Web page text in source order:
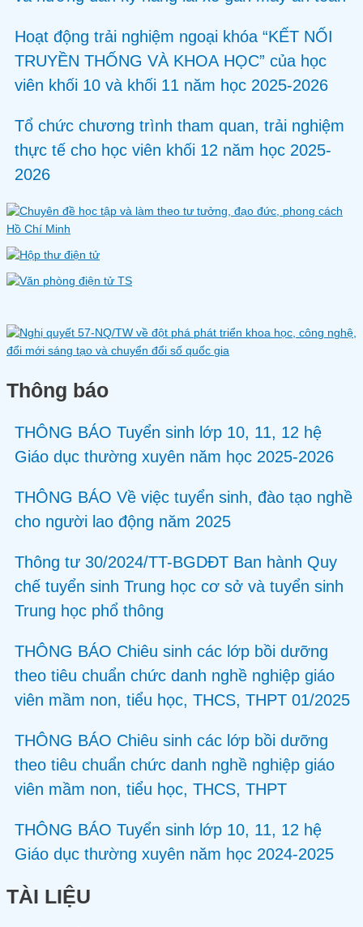
Hoạt động trải nghiệm ngoại khóa “KẾT NỐI
TRUYỀN THỐNG VÀ KHOA HỌC” của học
viên khối 10 và khối 11 năm học 2025-2026
Tổ chức chương trình tham quan, trải nghiệm
thực tế cho học viên khối 12 năm học 2025-
2026
Thông báo
THÔNG BÁO Tuyển sinh lớp 10, 11, 12 hệ
Giáo dục thường xuyên năm học 2025-2026
THÔNG BÁO Về việc tuyển sinh, đào tạo nghề
cho người lao động năm 2025
Thông tư 30/2024/TT-BGDĐT Ban hành Quy
chế tuyển sinh Trung học cơ sở và tuyển sinh
Trung học phổ thông
THÔNG BÁO Chiêu sinh các lớp bồi dưỡng
theo tiêu chuẩn chức danh nghề nghiệp giáo
viên mầm non, tiểu học, THCS, THPT 01/2025
THÔNG BÁO Chiêu sinh các lớp bồi dưỡng
theo tiêu chuẩn chức danh nghề nghiệp giáo
viên mầm non, tiểu học, THCS, THPT
THÔNG BÁO Tuyển sinh lớp 10, 11, 12 hệ
Giáo dục thường xuyên năm học 2024-2025
TÀI LIỆU